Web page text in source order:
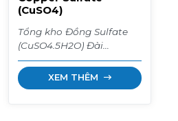
(CuSO4)
Tổng kho Đồng Sulfate
(CuSO4.5H2O) Đài
Loan/Việt Nam. Chuyên
dùng cắt tảo lam, diệt ốc,
trị ký sinh trùng trong ao
XEM THÊM